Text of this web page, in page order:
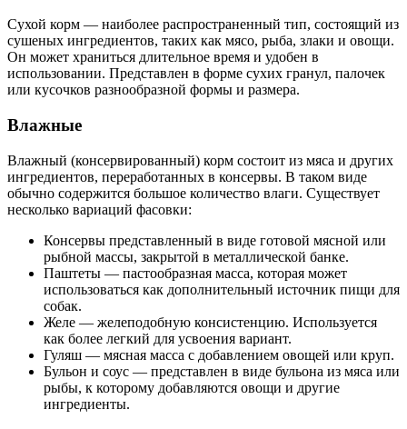
Сухой корм — наиболее распространенный тип, состоящий из
сушеных ингредиентов, таких как мясо, рыба, злаки и овощи.
Он может храниться длительное время и удобен в
использовании. Представлен в форме сухих гранул, палочек
или кусочков разнообразной формы и размера.
Влажные
Влажный (консервированный) корм состоит из мяса и других
ингредиентов, переработанных в консервы. В таком виде
обычно содержится большое количество влаги. Существует
несколько вариаций фасовки:
Консервы представленный в виде готовой мясной или
рыбной массы, закрытой в металлической банке.
Паштеты — пастообразная масса, которая может
использоваться как дополнительный источник пищи для
собак.
Желе — желеподобную консистенцию. Используется
как более легкий для усвоения вариант.
Гуляш — мясная масса с добавлением овощей или круп.
Бульон и соус — представлен в виде бульона из мяса или
рыбы, к которому добавляются овощи и другие
ингредиенты.